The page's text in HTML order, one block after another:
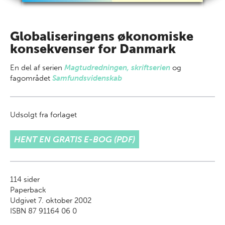
Globaliseringens økonomiske
konsekvenser for Danmark
En del af serien Magtudredningen, skriftserien og
fagområdet Samfundsvidenskab
Udsolgt fra forlaget
HENT EN GRATIS E-BOG (PDF)
114 sider
Paperback
Udgivet 7. oktober 2002
ISBN 87 91164 06 0